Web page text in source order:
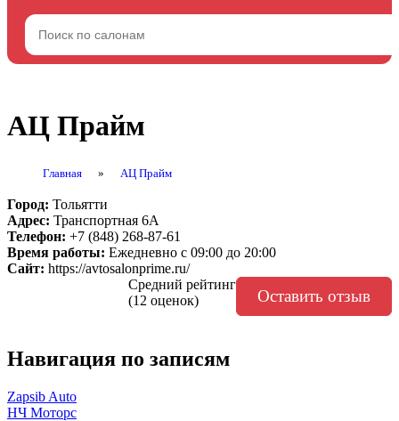
АЦ Прайм
Главная » АЦ Прайм
Город: Тольятти
Адрес: Транспортная 6А
Телефон: +7 (848) 268-87-61
Время работы: Ежедневно с 09:00 до 20:00
Сайт: https://avtosalonprime.ru/
Средний рейтинг
(12 оценок)
Оставить отзыв
Навигация по записям
Zapsib Auto
НЧ Моторс